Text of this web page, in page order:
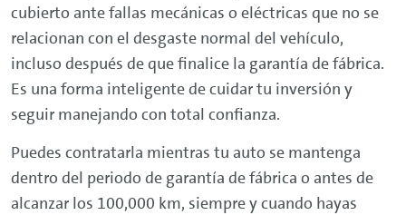
cubierto ante fallas mecánicas o eléctricas que no se
relacionan con el desgaste normal del vehículo,
incluso después de que finalice la garantía de fábrica.
Es una forma inteligente de cuidar tu inversión y
seguir manejando con total confianza.
Puedes contratarla mientras tu auto se mantenga
dentro del periodo de garantía de fábrica o antes de
alcanzar los 100,000 km, siempre y cuando hayas